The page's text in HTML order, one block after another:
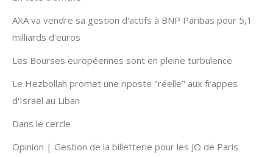
AXA va vendre sa gestion d'actifs à BNP Paribas pour 5,1
milliards d'euros
Les Bourses européennes sont en pleine turbulence
Le Hezbollah promet une riposte "réelle" aux frappes
d'Israël au Liban
Dans le cercle
Opinion | Gestion de la billetterie pour les JO de Paris